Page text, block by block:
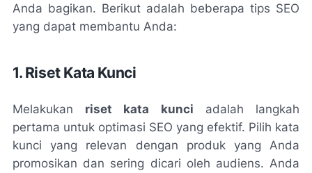
Anda bagikan. Berikut adalah beberapa tips SEO
yang dapat membantu Anda:
1. Riset Kata Kunci
Melakukan riset kata kunci adalah langkah
pertama untuk optimasi SEO yang efektif. Pilih kata
kunci yang relevan dengan produk yang Anda
promosikan dan sering dicari oleh audiens. Anda